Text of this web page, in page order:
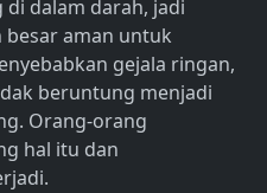
dalam darah, jadi
besar aman untuk
gejala ringan,
beruntung menjadi
Orang-orang
hal itu dan